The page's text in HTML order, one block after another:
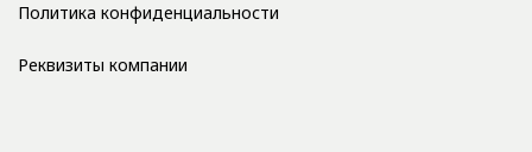
Политика конфиденциальности
Реквизиты компании